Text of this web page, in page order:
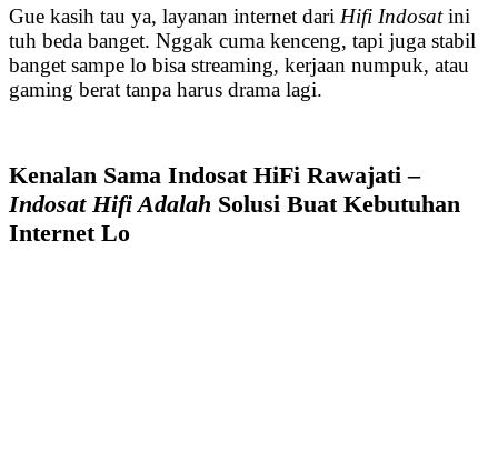
Gue kasih tau ya, layanan internet dari Hifi Indosatini
tuh beda banget. Nggak cuma kenceng, tapi juga stabil
banget sampe lo bisa streaming, kerjaan numpuk, atau
gaming berat tanpa harus drama lagi.
Kenalan Sama Indosat HiFi Rawajati –
Indosat Hifi Adalah Solusi Buat Kebutuhan
Internet Lo